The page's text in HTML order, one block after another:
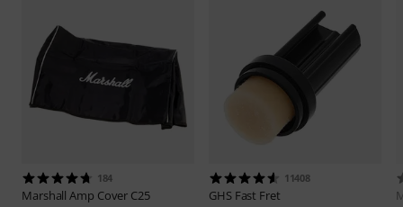
184
MarshallAmp Cover C25
11408
GHS Fast Fret